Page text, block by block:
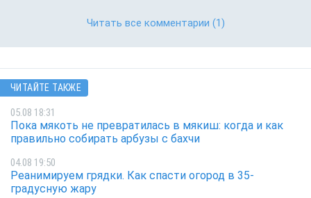
Читать все комментарии (1)
ЧИТАЙТЕ ТАКЖЕ
05.08 18:31
Пока мякоть не превратилась в мякиш: когда и как
правильно собирать арбузы с бахчи
04.08 19:50
Реанимируем грядки. Как спасти огород в 35-
градусную жару